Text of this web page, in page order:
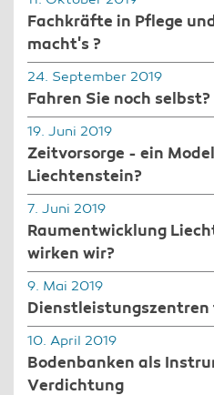
Fachkräfte in Pflege
macht's ?
24. September 2019
Fahren Sie noch selbst?
19. Juni 2019
Zeitvorsorge - ein
Liechtenstein?
7. Juni 2019
Raumentwicklung
wirken wir?
9. Mai 2019
Dienstleistungszentren
10. April 2019
Bodenbanken als
Verdichtung